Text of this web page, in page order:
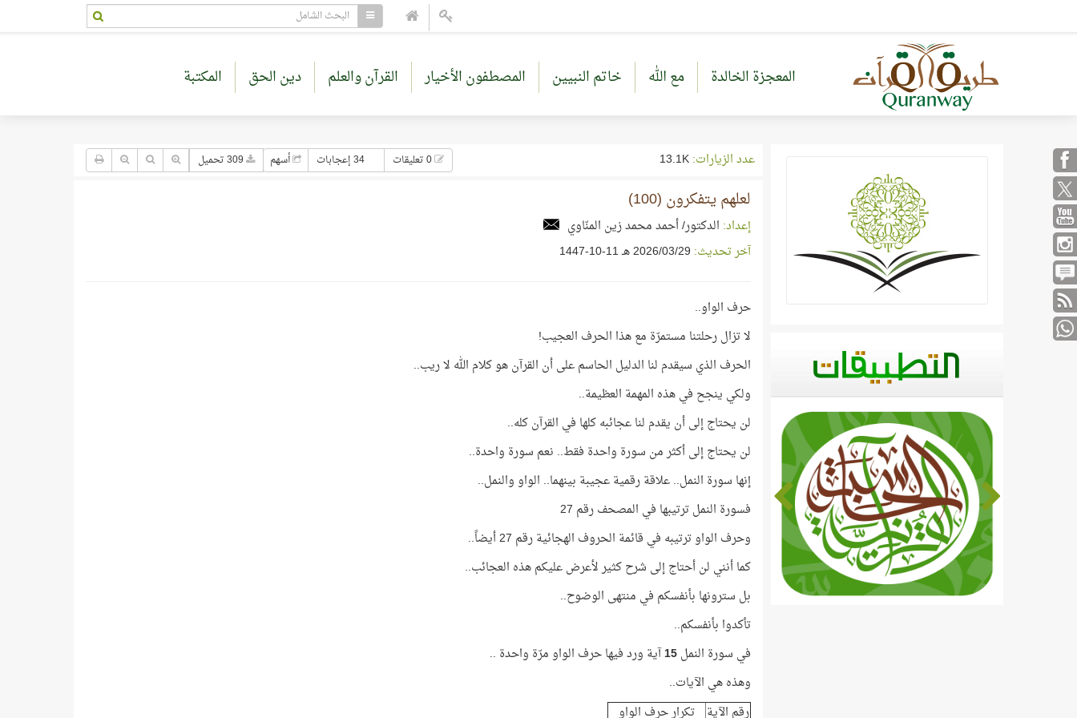
المعجزة الخالدة مع الله خاتم النبيين المصطفون الأخيار القرآن والعلم دين الحق المكتبة
عدد الزيارات: 34 إعجابات أسهم
لعلهم يتفكرون (100)
إعداد: الدكتور/ أحمد محمد زين المنّاوي
آخر تحديث: 29‏/03‏/2026 هـ 11-10-1447
حرف الواو..
لا تزال رحلتنا مستمرّة مع هذا الحرف العجيب!
الحرف الذي سيقدم لنا الدليل الحاسم على أن القرآن هو كلام الله لا ريب..
ولكي ينجح في هذه المهمة العظيمة..
لن يحتاج إلى أن يقدم لنا عجائبه كلها في القرآن كله..
لن يحتاج إلى أكثر من سورة واحدة فقط.. نعم سورة واحدة..
إنها سورة النمل.. علاقة رقمية عجيبة بينهما.. الواو والنمل..
فسورة النمل ترتيبها في المصحف رقم 27
وحرف الواو ترتيبه في قائمة الحروف الهجائية رقم 27 أيضاً..
كما أنني لن أحتاج إلى شرح كثير لأعرض عليكم هذه العجائب..
بل سترونها بأنفسكم في منتهى الوضوح..
تأكدوا بأنفسكم..
في سورة النمل15آية ورد فيها حرف الواو مرّة واحدة ..
وهذه هي الآيات..
رقم الآية تكرار حرف الواو